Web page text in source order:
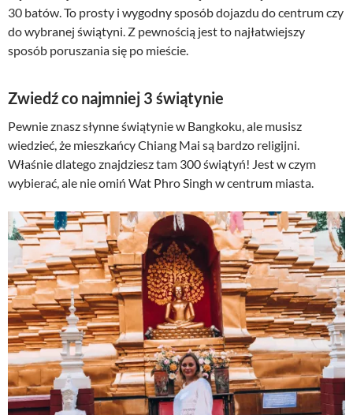
30 batów. To prosty i wygodny sposób dojazdu do centrum czy
do wybranej świątyni. Z pewnością jest to najłatwiejszy
sposób poruszania się po mieście.
Zwiedź co najmniej 3 świątynie
Pewnie znasz słynne świątynie w Bangkoku, ale musisz
wiedzieć, że mieszkańcy Chiang Mai są bardzo religijni.
Właśnie dlatego znajdziesz tam 300 świątyń! Jest w czym
wybierać, ale nie omiń Wat Phro Singh w centrum miasta.